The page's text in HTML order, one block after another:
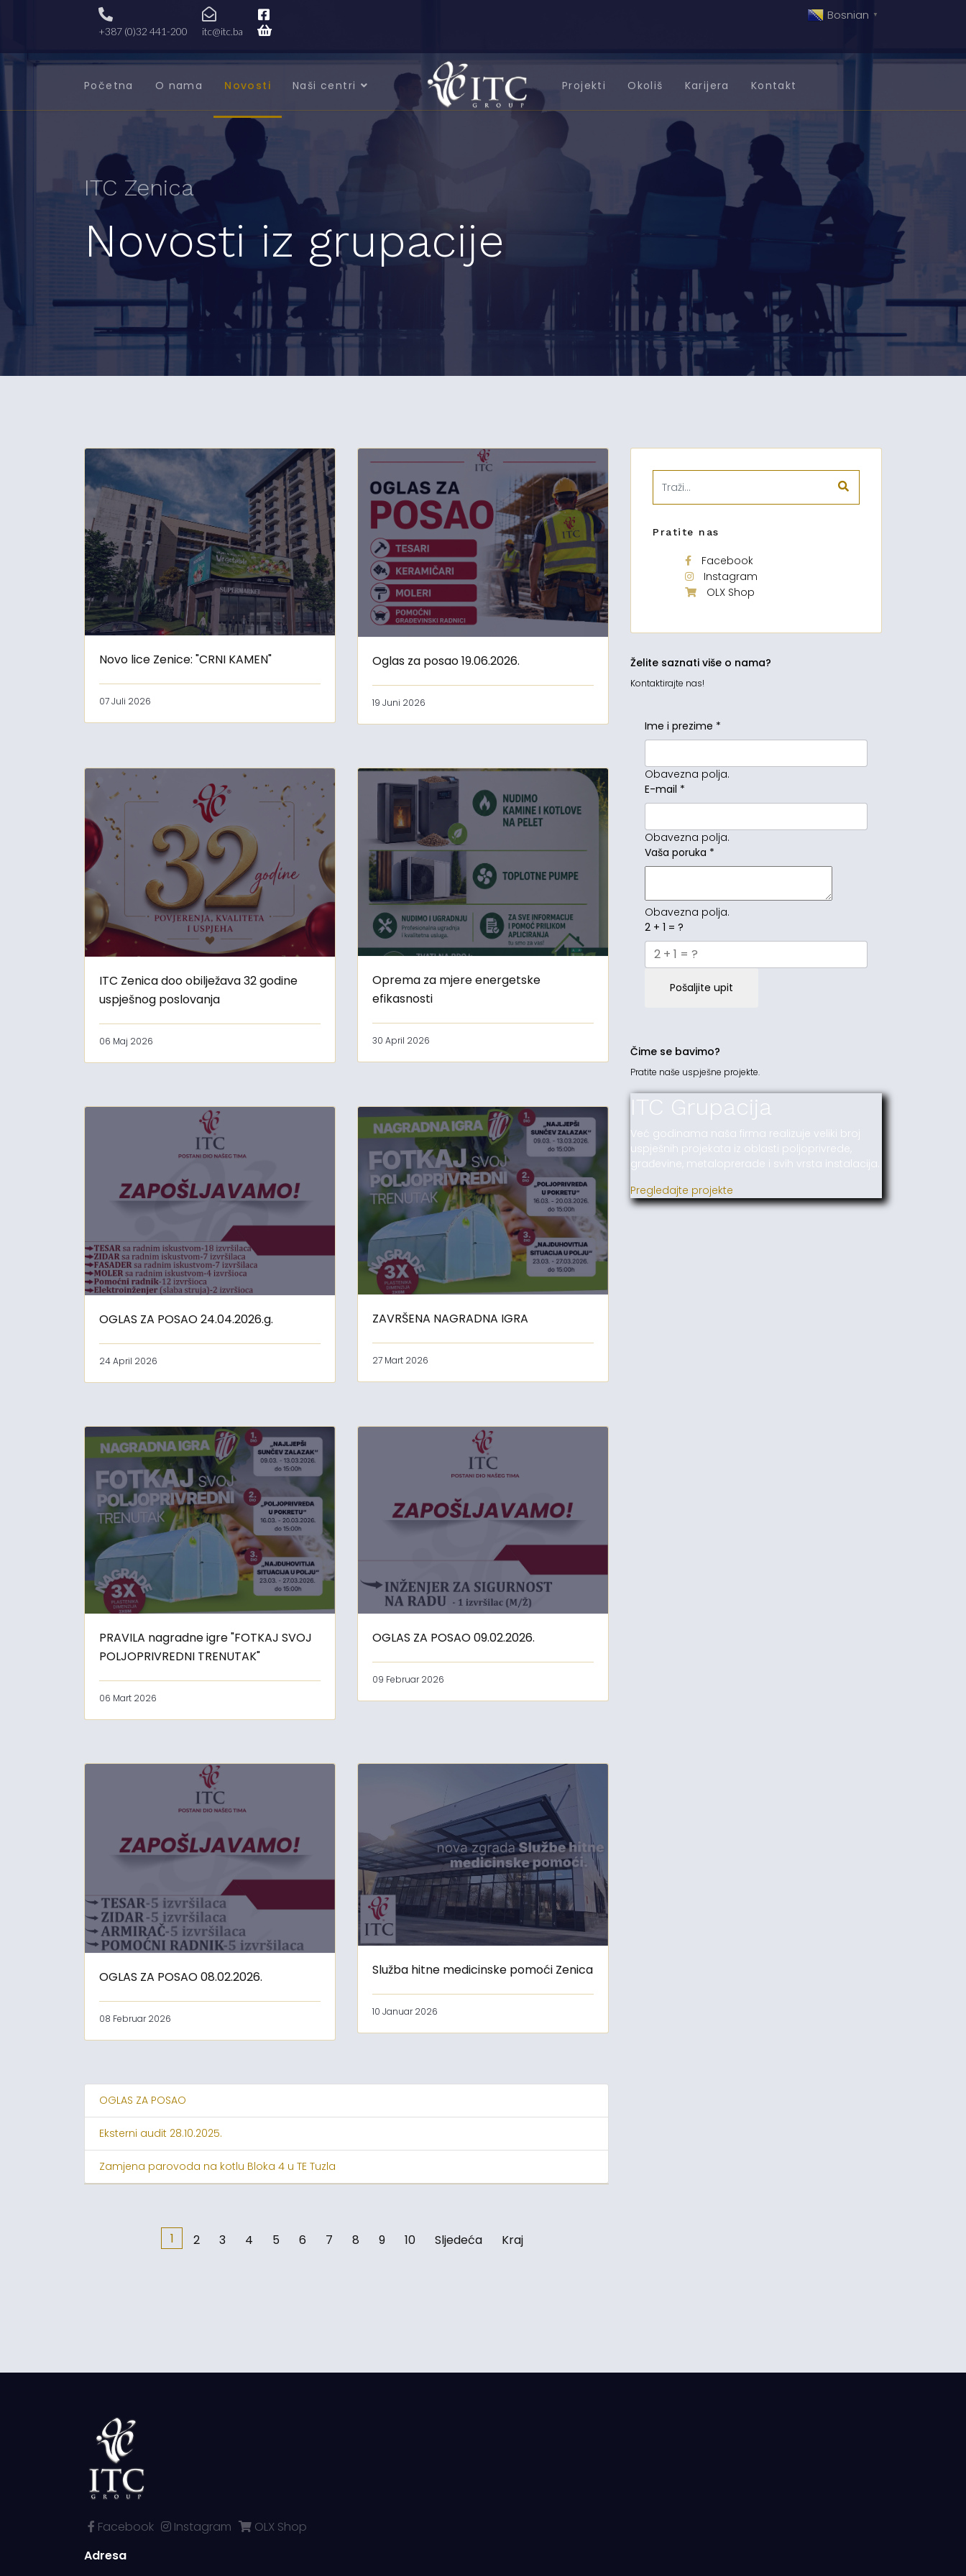
+387 (0)32 441-200 itc@itc.ba
Bosnian ▼
Početna O nama Novosti Naši centri Projekti Okoliš Karijera Kontakt
ITC Zenica
Novosti iz grupacije
Novo lice Zenice: "CRNI KAMEN"
07 Juli 2026
Oglas za posao 19.06.2026.
19 Juni 2026
ITC Zenica doo obilježava 32 godine
uspješnog poslovanja
06 Maj 2026
Oprema za mjere energetske
efikasnosti
30 April 2026
OGLAS ZA POSAO 24.04.2026.g.
24 April 2026
ZAVRŠENA NAGRADNA IGRA
27 Mart 2026
PRAVILA nagradne igre "FOTKAJ SVOJ
POLJOPRIVREDNI TRENUTAK"
06 Mart 2026
OGLAS ZA POSAO 09.02.2026.
09 Februar 2026
OGLAS ZA POSAO 08.02.2026.
08 Februar 2026
Služba hitne medicinske pomoći Zenica
10 Januar 2026
OGLAS ZA POSAO
Eksterni audit 28.10.2025.
Zamjena parovoda na kotlu Bloka 4 u TE Tuzla
1 2 3 4 5 6 7 8 9 10 Sljedeća Kraj
Pratite nas
Facebook
Instagram
OLX Shop
Želite saznati više o nama?
Kontaktirajte nas!
Ime i prezime *
Obavezna polja.
E-mail *
Obavezna polja.
Vaša poruka *
Obavezna polja.
2 + 1 = ?
Pošaljite upit
Čime se bavimo?
Pratite naše uspješne projekte.
ITC Grupacija
Već godinama naša firma realizuje veliki broj
uspješnih projekata iz oblasti poljoprivrede,
građevine, metaloprerade i svih vrsta instalacija.
Pregledajte projekte
Facebook Instagram
OLX Shop
Adresa